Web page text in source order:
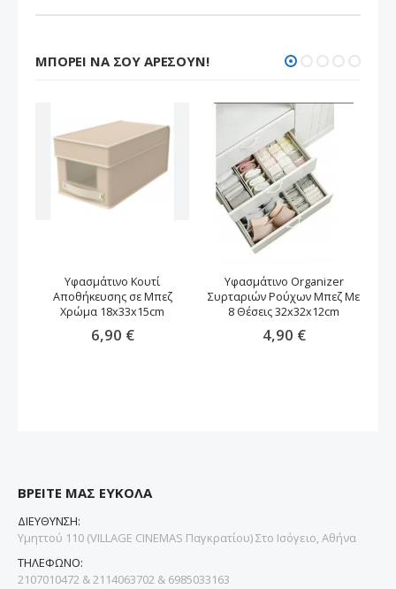
ΜΠΟΡΕΊ ΝΑ ΣΟΥ ΑΡΈΣΟΥΝ!
Υφασμάτινο Κουτί
Αποθήκευσης σε Μπεζ
Χρώμα 18x33x15cm
6,90 €
Υφασμάτινο Organizer
Συρταριών Ρούχων Μπεζ Mε
8 Θέσεις 32x32x12cm
4,90 €
ΒΡΕΙΤΕ ΜΑΣ ΕΥΚΟΛΑ
ΔΙΕΥΘΥΝΣΗ:
Υμηττού 110 (VILLAGE CINEMAS Παγκρατίου) Στο Ισόγειο, Αθήνα
ΤΗΛΕΦΩΝΟ:
2107010472 & 2114063702 & 6985033163